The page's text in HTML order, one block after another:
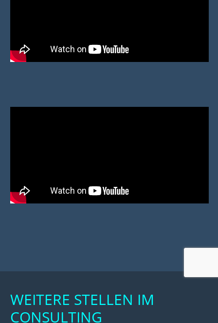
WEITERE STELLEN IM
CONSULTING